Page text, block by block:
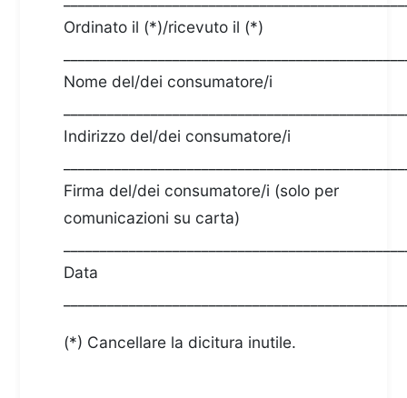
Ordinato il (*)/ricevuto il (*)
Nome del/dei consumatore/i
Indirizzo del/dei consumatore/i
Firma del/dei consumatore/i (solo per
comunicazioni su carta)
Data
(*) Cancellare la dicitura inutile.